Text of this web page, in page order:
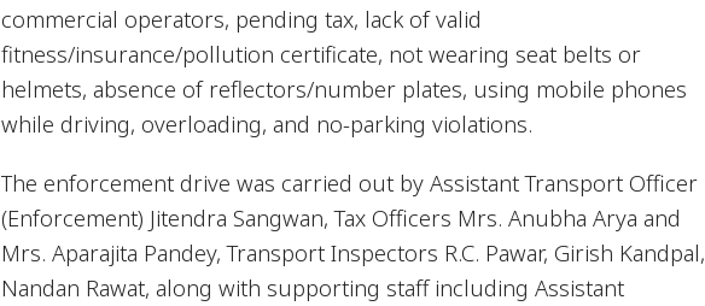
commercial operators, pending tax, lack of valid
fitness/insurance/pollution certificate, not wearing seat belts or
helmets, absence of reflectors/number plates, using mobile phones
while driving, overloading, and no-parking violations.
The enforcement drive was carried out by Assistant Transport Officer
(Enforcement) Jitendra Sangwan, Tax Officers Mrs. Anubha Arya and
Mrs. Aparajita Pandey, Transport Inspectors R.C. Pawar, Girish Kandpal,
Nandan Rawat, along with supporting staff including Assistant